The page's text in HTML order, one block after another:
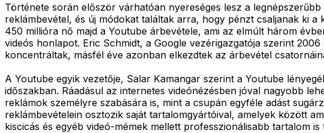
Története során először várhatóan nyereséges lesz a
reklámbevétel, és új módokat találtak arra, hogy pénzt csaljanak ki
450 millióra nő majd a Youtube árbevétele, ami az elmúlt három
videós honlapot. Eric Schmidt, a Google vezérigazgatója szerint
koncentráltak, másfél éve azonban elkezdtek az árbevétel
A Youtube egyik vezetője, Salar Kamangar szerint a Youtube
időszakban. Ráadásul az internetes videónézésben jóval nagyobb
reklámok személyre szabására is, mint a csupán egyféle adást
reklámbevételein osztozik saját tartalomgyártóival, amelyek között
kiscicás és egyéb videó-mémek mellett professzionálisabb tartalom